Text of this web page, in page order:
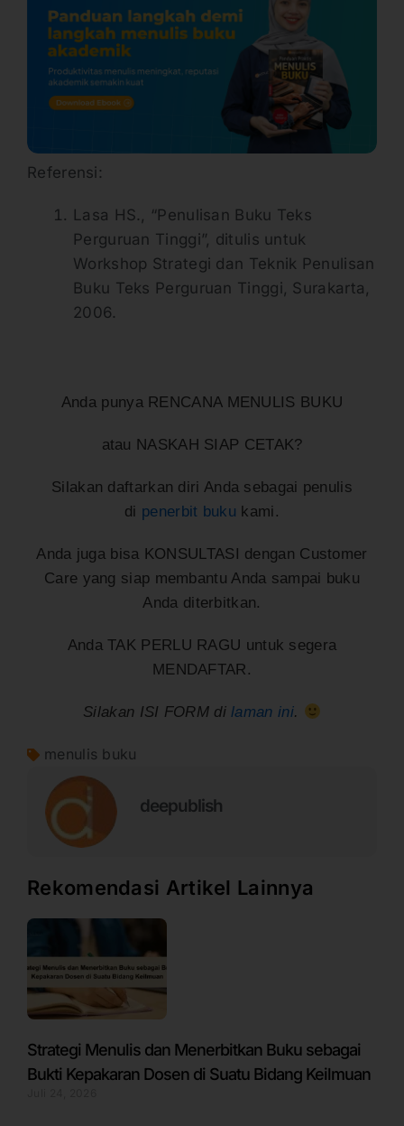
Referensi:
Lasa HS., “Penulisan Buku Teks
Perguruan Tinggi”, ditulis untuk
Workshop Strategi dan Teknik Penulisan
Buku Teks Perguruan Tinggi, Surakarta,
2006.
Anda punya RENCANA MENULIS BUKU
atau NASKAH SIAP CETAK?
Silakan daftarkan diri Anda sebagai penulis
di penerbit buku kami.
Anda juga bisa KONSULTASI dengan Customer
Care yang siap membantu Anda sampai buku
Anda diterbitkan.
Anda TAK PERLU RAGU untuk segera
MENDAFTAR.
Silakan ISI FORM dilaman ini.
menulis buku
deepublish
Rekomendasi Artikel Lainnya
Strategi Menulis dan Menerbitkan Buku sebagai
Bukti Kepakaran Dosen di Suatu Bidang Keilmuan